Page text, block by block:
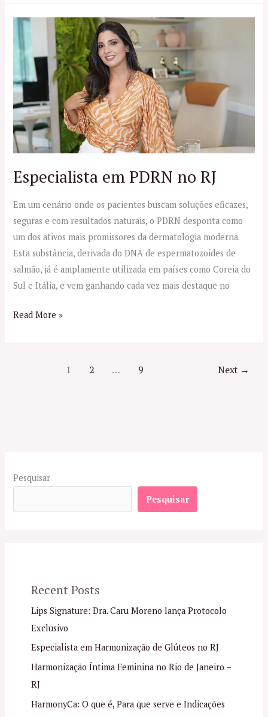
Especialista em PDRN no RJ
Em um cenário onde os pacientes buscam soluções eficazes,
seguras e com resultados naturais, o PDRN desponta como
um dos ativos mais promissores da dermatologia moderna.
Esta substância, derivada do DNA de espermatozoides de
salmão, já é amplamente utilizada em países como Coreia do
Sul e Itália, e vem ganhando cada vez mais destaque no
Especialista
PDRN
no
RJ
Read More »
1 2 … 9 Next →
Pesquisar
Pesquisar
Recent Posts
Lips Signature: Dra. Caru Moreno lança Protocolo
Exclusivo
Especialista em Harmonização de Glúteos no RJ
Harmonização Íntima Feminina no Rio de Janeiro –
RJ
HarmonyCa: O que é, Para que serve e Indicações